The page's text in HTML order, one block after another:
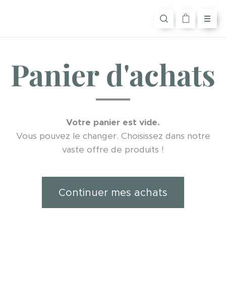
Panier d'achats
Votre panier est vide.
Vous pouvez le changer. Choisissez dans notre
vaste offre de produits !
Continuer mes achats